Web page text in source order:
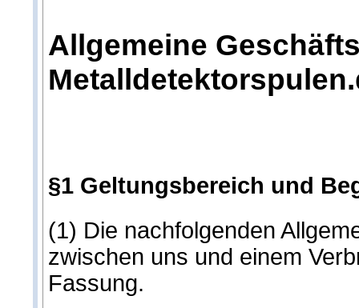
Allgemeine
§1 Geltungsbereich und
(1) Die nachfolgenden
zwischen uns und einem
Fassung.